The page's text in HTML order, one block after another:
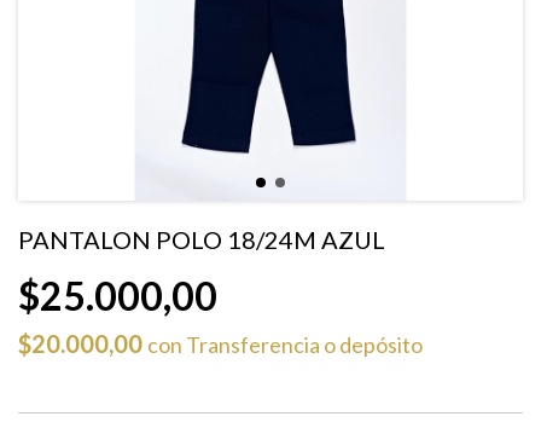
PANTALON POLO 18/24M AZUL
$25.000,00
$20.000,00 con Transferencia o depósito